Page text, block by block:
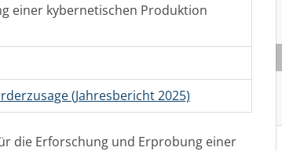
einer kybernetischen Produktion
(Jahresbericht 2025)
die Erforschung und Erprobung einer